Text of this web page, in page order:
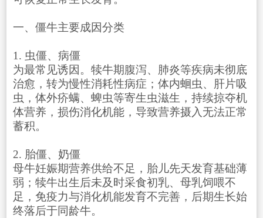
一、僵牛主要成因分类
1. 虫僵、病僵
为最常见诱因。犊牛期腹泻、肺炎等疾病未彻底
治愈，转为慢性消耗性病症；体内蛔虫、肝片吸
虫，体外疥螨、蜱虫等寄生虫滋生，持续掠夺机
体营养，损伤消化机能，导致营养摄入无法正常
蓄积。
2. 胎僵、奶僵
母牛妊娠期营养供给不足，胎儿先天发育基础薄
弱；犊牛出生后未及时采食初乳、母乳饲喂不
足，免疫力与消化机能发育不完善，后期生长始
终落后于同龄牛。